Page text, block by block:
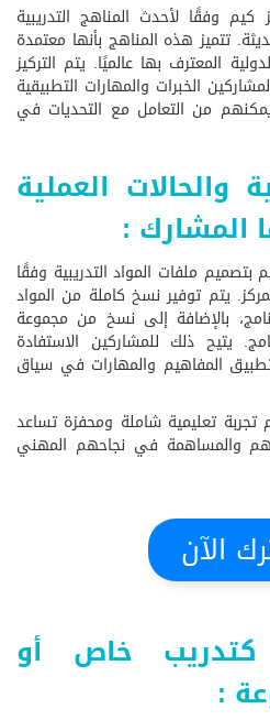
وفقًا لأحدث المناهج التدريبية
تتميز هذه المناهج بأنها معتمدة
المعترف بها عالميًا. يتم التركيز
الخبرات والمهارات التطبيقية
يمكنهم من التعامل مع التحديات في
والحالات العملية
المشارك :
ملفات المواد التدريبية وفقًا
يتم توفير نسخ كاملة من المواد
بالإضافة إلى نسخ من مجموعة
يتيح ذلك للمشاركين الاستفادة
المفاهيم والمهارات في سياق
تعليمية شاملة ومحفزة تساعد
والمساهمة في نجاحهم المهني
الآن
كتدريب خاص أو
: